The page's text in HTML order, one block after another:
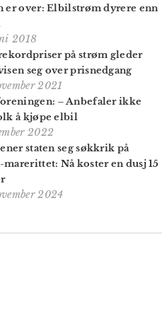
er over: Elbilstrøm dyrere enn
2018
på strøm gleder
seg over prisnedgang
2021
– Anbefaler ikke
å kjøpe elbil
2022
staten seg søkkrik på
Nå koster en dusj 15
2024